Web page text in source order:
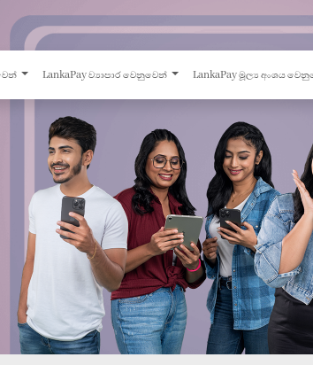
LankaPay ව්‍යාපාර වෙනුවෙන් LankaPay මූල්‍ය අංශය